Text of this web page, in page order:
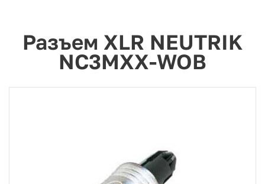
Разъем XLR NEUTRIK
NC3MXX-WOB